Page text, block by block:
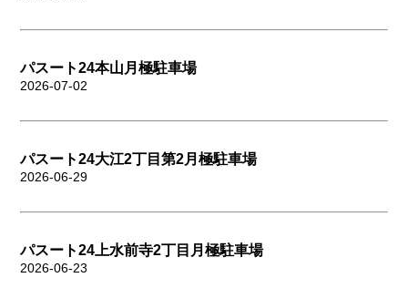
パスート24本山月極駐車場
2026-07-02
パスート24大江2丁目第2月極駐車場
2026-06-29
パスート24上水前寺2丁目月極駐車場
2026-06-23